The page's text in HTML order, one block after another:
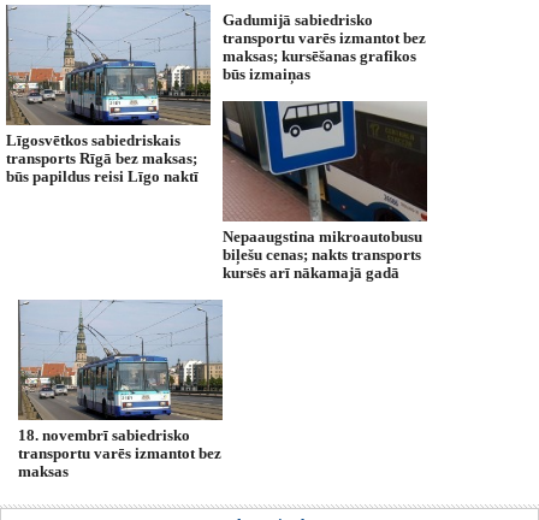
Līgosvētkos sabiedriskais
transports Rīgā bez maksas;
būs papildus reisi Līgo naktī
Gadumijā sabiedrisko
transportu varēs izmantot bez
maksas; kursēšanas grafikos
būs izmaiņas
Nepaaugstina mikroautobusu
biļešu cenas; nakts transports
kursēs arī nākamajā gadā
18. novembrī sabiedrisko
transportu varēs izmantot bez
maksas